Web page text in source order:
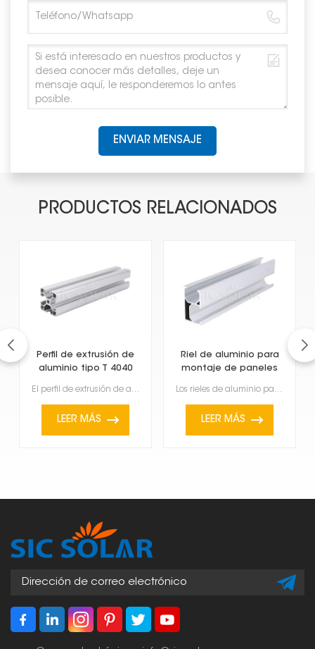
ENVIAR MENSAJE
PRODUCTOS RELACIONADOS
Perfil de extrusión de
aluminio tipo T 4040
El perfil de extrusión de aluminio tipo T 4040, que cumple con las normas europeas, es un material m...
LEER MÁS
Riel de aluminio para
montaje de paneles
Los rieles de aluminio para montar paneles solares son fundamentales para su instalación. Son ligero...
LEER MÁS